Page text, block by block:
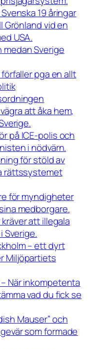
19 åringar
vid en
USA.
medan Sverige
pga en allt
att åka hem,
på ICE-polis och
i nödvärn.
för stöld av
rättssystemet
för myndigheter
medborgare.
att illegala
Sverige.
– ett dyrt
Miljöpartiets
När inkompetenta
vad du fick se
Mauser” och
som formade